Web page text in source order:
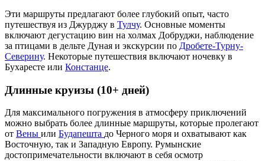
Эти маршруты предлагают более глубокий опыт, часто
путешествуя из Джурджу в Тулчу. Основные моменты
включают дегустацию вин на холмах Добруджи, наблюдение
за птицами в дельте Дуная и экскурсии по Дробете-Турну-
Северину. Некоторые путешествия включают ночевку в
Бухаресте или Констанце.
Длинные круизы (10+ дней)
Для максимального погружения в атмосферу приключений
можно выбрать более длинные маршруты, которые пролегают
от Вены или Будапешта до Черного моря и охватывают как
Восточную, так и Западную Европу. Румынские
достопримечательности включают в себя осмотр